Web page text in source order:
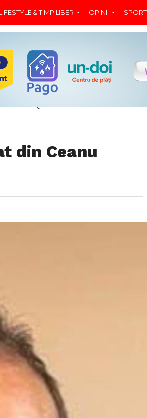
LIFESTYLE & TIMP LIBER OPINII SPORT
<
din Ceanu